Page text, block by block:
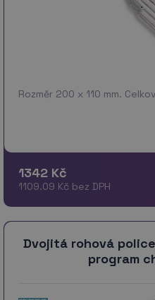
Rozměr 200 x 110 mm.
1342 Kč
1109.09 Kč bez DPH
Dvojitá rohová
program